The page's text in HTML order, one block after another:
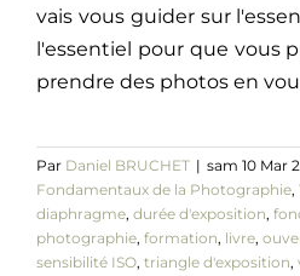
vais vous guider sur
l'essentiel pour que vous
prendre des photos en
Par Daniel BRUCHET | sam 10 Mar
Fondamentaux de la Photographie,
diaphragme, durée d'exposition,
photographie, formation, livre,
sensibilité ISO, triangle d'exposition,